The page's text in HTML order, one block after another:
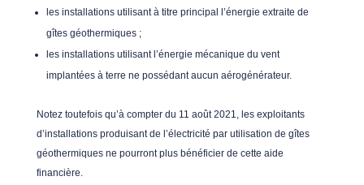
les installations utilisant à titre principal l’énergie extraite de
gîtes géothermiques ;
les installations utilisant l’énergie mécanique du vent
implantées à terre ne possédant aucun aérogénérateur.
Notez toutefois qu’à compter du 11 août 2021, les exploitants
d’installations produisant de l’électricité par utilisation de gîtes
géothermiques ne pourront plus bénéficier de cette aide
financière.